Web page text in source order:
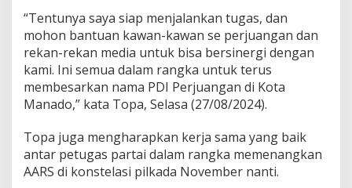
b
a
t
S
e
k
r
t
a
r
“Tentunya saya siap menjalankan tugas, dan
mohon bantuan kawan-kawan se perjuangan dan
rekan-rekan media untuk bisa bersinergi dengan
kami. Ini semua dalam rangka untuk terus
membesarkan nama PDI Perjuangan di Kota
Manado,” kata Topa, Selasa (27/08/2024).
Topa juga mengharapkan kerja sama yang baik
antar petugas partai dalam rangka memenangkan
AARS di konstelasi pilkada November nanti.